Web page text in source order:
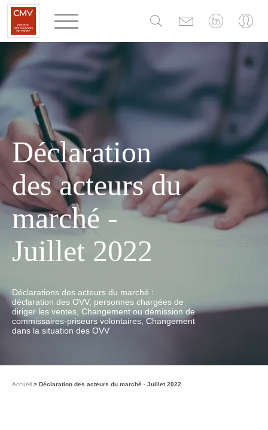
Déclaration
des acteurs du
marché -
Juillet 2022
Déclarations des acteurs du marché :
déclaration des OVV, personnes chargées de
diriger les ventes, Changement ou démission de
commissaires-priseurs volontaires, Changement
dans la situation des OVV
Accueil Déclaration des acteurs du marché - Juillet 2022
Panneau de gestion des cookies